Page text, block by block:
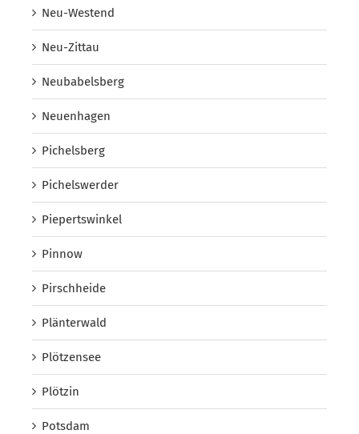
Neu-Westend
Neu-Zittau
Neubabelsberg
Neuenhagen
Pichelsberg
Pichelswerder
Piepertswinkel
Pinnow
Pirschheide
Plänterwald
Plötzensee
Plötzin
Potsdam